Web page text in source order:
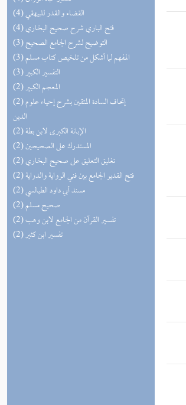
(4) القضاء والقدر للبيهقي
(4) فتح الباري شرح صحيح البخاري
(3) التوضيح لشرح الجامع الصحيح
(3) المفهم لما أشكل من تلخيص كتاب مسلم
(3) التفسير الكبير
(2) المعجم الكبير
(2) إتحاف السادة المتقين بشرح إحياء علوم
الدين
(2) الإبانة الكبرى لابن بطة
(2) المستدرك على الصحيحين
(2) تغليق التعليق على صحيح البخاري
(2) فتح القدير الجامع بين فني الرواية والدراية
(2) مسند أبي داود الطيالسي
(2) صحيح مسلم
(2) تفسير القرآن من الجامع لابن وهب
(2) تفسير ابن كثير